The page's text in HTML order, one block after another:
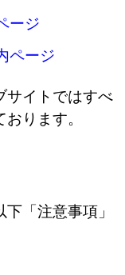
ージ
ページ
サイトではすべ
ります。
「注意事項」